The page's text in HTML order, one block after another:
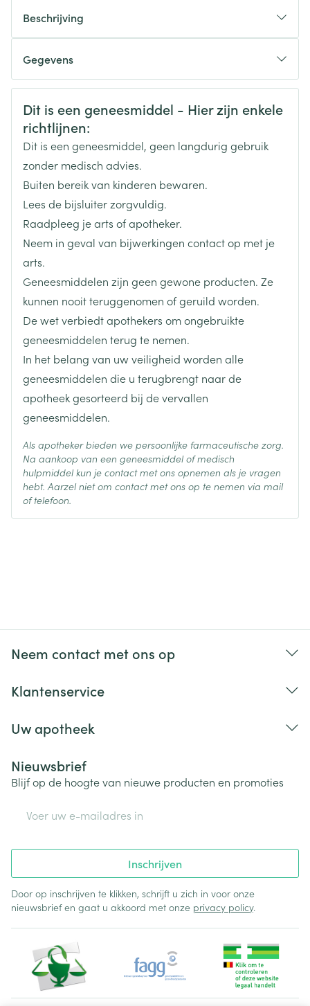
Beschrijving
Gegevens
CNK
3102407
Organisaties
Merken Boiron
Breedte 17 mm
Lengte 60 mm
Diepte 15 mm
Hoeveelheid
Verpakking
4
Behoud Kamertemperatuur (15°C - 25°C)
Veiligheidsinformatie
Dit is een geneesmiddel - Hier zijn enkele
richtlijnen:
Dit is een geneesmiddel, geen langdurig gebruik
zonder medisch advies.
Buiten bereik van kinderen bewaren.
Lees de bijsluiter zorgvuldig.
Raadpleeg je arts of apotheker.
Neem in geval van bijwerkingen contact op met je
arts.
Geneesmiddelen zijn geen gewone producten. Ze
kunnen nooit teruggenomen of geruild worden.
De wet verbiedt apothekers om ongebruikte
geneesmiddelen terug te nemen.
In het belang van uw veiligheid worden alle
geneesmiddelen die u terugbrengt naar de
apotheek gesorteerd bij de vervallen
geneesmiddelen.
Als apotheker bieden we persoonlijke farmaceutische zorg.
Na aankoop van een geneesmiddel of medisch
hulpmiddel kun je contact met ons opnemen als je vragen
hebt. Aarzel niet om contact met ons op te nemen via mail
of telefoon.
Neem contact met ons op
Klantenservice
Uw apotheek
Nieuwsbrief
Blijf op de hoogte van nieuwe producten en promoties
Inschrijven
Door op inschrijven te klikken, schrijft u zich in voor onze
nieuwsbrief en gaat u akkoord met onze privacy policy.